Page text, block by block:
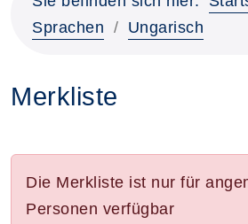
Sprachen
Ungarisch
Merkliste
Die Merkliste ist nur für
Personen verfügbar